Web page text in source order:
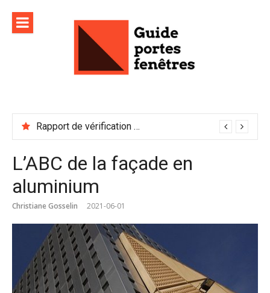
contenu
Rapport de vérification sécurité : à conserver précieusement
L’ABC de la façade en
aluminium
Christiane Gosselin 2021-06-01